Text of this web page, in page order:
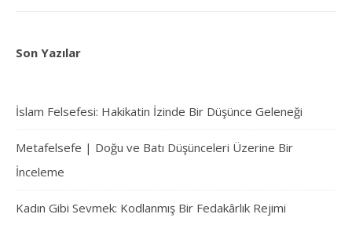
Son Yazılar
İslam Felsefesi: Hakikatin İzinde Bir Düşünce Geleneği
Metafelsefe | Doğu ve Batı Düşünceleri Üzerine Bir
İnceleme
Kadın Gibi Sevmek: Kodlanmış Bir Fedakârlık Rejimi